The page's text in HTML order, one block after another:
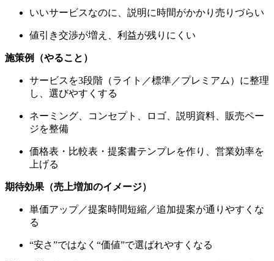
いいサービスなのに、説明に時間がかかり売りづらい
値引き交渉が増え、利益が残りにくい
施策例（やること）
サービスを3段階（ライト／標準／プレミアム）に整理
し、選びやすくする
ネーミング、コンセプト、ロゴ、説明資料、販売ペー
ジを整備
価格表・比較表・提案書テンプレを作り、営業効率を
上げる
期待効果（売上増加のイメージ）
単価アップ／提案時間短縮／追加提案が通りやすくな
る
“安さ”ではなく“価値”で選ばれやすくなる